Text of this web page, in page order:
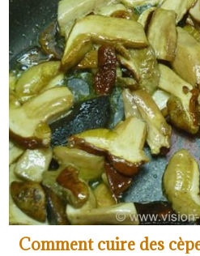
servi chaud en tranches
sandwichs gourmands, ce
s'adapter à toutes vos envies
Comment cuire des